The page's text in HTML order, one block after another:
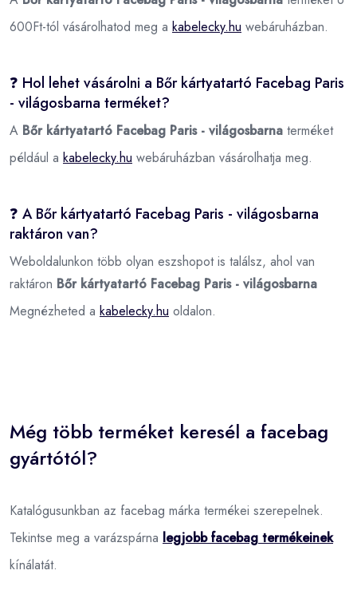
600Ft-tól vásárolhatod meg a kabelecky.hu webáruházban.
❓ Hol lehet vásárolni a Bőr kártyatartó Facebag Paris
- világosbarna terméket?
A Bőr kártyatartó Facebag Paris - világosbarna terméket
például a kabelecky.hu webáruházban vásárolhatja meg.
❓ A Bőr kártyatartó Facebag Paris - világosbarna
raktáron van?
Weboldalunkon több olyan eszshopot is találsz, ahol van
raktáron Bőr kártyatartó Facebag Paris - világosbarna
Megnézheted a kabelecky.hu oldalon.
Még több terméket keresél a facebag
gyártótól?
Katalógusunkban az facebag márka termékei szerepelnek.
Tekintse meg a varázspárna legjobb facebag termékeinek
kínálatát.